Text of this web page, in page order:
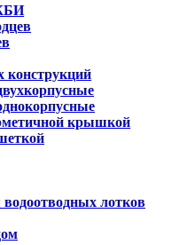
конструкций
крышкой
лотков